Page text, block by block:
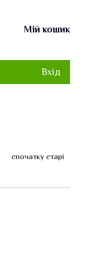
Мій кошик
Вхід
спочатку старі